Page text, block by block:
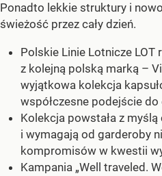
Ponadto lekkie struktury i
świeżość przez cały dzień.
Polskie Linie Lotnicze LOT
z kolejną polską marką –
wyjątkowa kolekcja
współczesne podejście
Kolekcja powstała z
i wymagają od garderoby
kompromisów w kwestii
Kampania „Well traveled.